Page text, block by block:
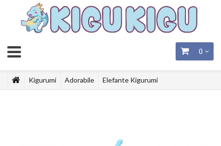
0
Kigurumi Adorabile Elefante Kigurumi